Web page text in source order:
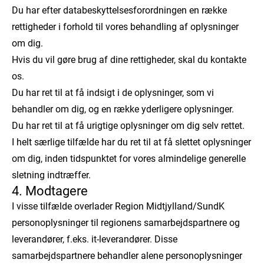
Du har efter databeskyttelsesforordningen en række
rettigheder i forhold til vores behandling af oplysninger
om dig.
Hvis du vil gøre brug af dine rettigheder, skal du kontakte
os.
Du har ret til at få indsigt i de oplysninger, som vi
behandler om dig, og en række yderligere oplysninger.
Du har ret til at få urigtige oplysninger om dig selv rettet.
I helt særlige tilfælde har du ret til at få slettet oplysninger
om dig, inden tidspunktet for vores almindelige generelle
sletning indtræffer.
4. Modtagere
I visse tilfælde overlader Region Midtjylland/SundK
personoplysninger til regionens samarbejdspartnere og
leverandører, f.eks. it-leverandører. Disse
samarbejdspartnere behandler alene personoplysninger